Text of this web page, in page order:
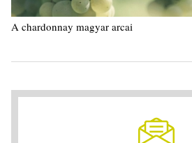
A chardonnay magyar arcai